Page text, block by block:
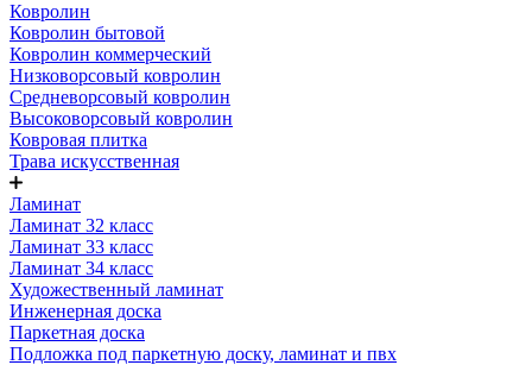
Ковролин
Ковролин бытовой
Ковролин коммерческий
Низковорсовый ковролин
Средневорсовый ковролин
Высоковорсовый ковролин
Ковровая плитка
Трава искусственная
Ламинат
Ламинат 32 класс
Ламинат 33 класс
Ламинат 34 класс
Художественный ламинат
Инженерная доска
Паркетная доска
Подложка под паркетную доску, ламинат и пвх